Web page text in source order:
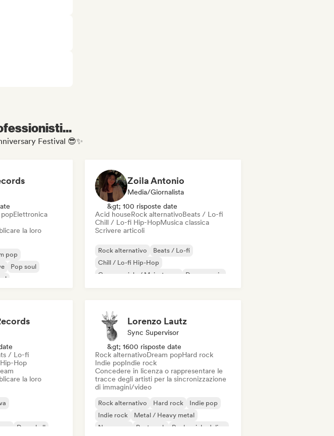
Festival 😎✨
Elettronica
la loro
pop
Pop soul
Zoila Antonio
Media/Giornalista
&gt; 100 risposte date
Acid houseRock alternativoBeats / Lo-fi
Chill / Lo-fi Hip-HopMusica classica
Scrivere articoli
Rock alternativo
Beats / Lo-fi
Chill / Lo-fi Hip-Hop
Commerciale / Mainstream
Dance music
/ Lo-fi
Hop
la loro
Dancehall
Lorenzo Lautz
Sync Supervisor
&gt; 1600 risposte date
Rock alternativoDream popHard rock
Indie popIndie rock
Concedere in licenza o rappresentare le
tracce degli artisti per la sincronizzazione
di immagini/video
Rock alternativo Hard rock
Indie pop
Indie rock
Metal / Heavy metal
New wave
Post punk Rock psichedelico